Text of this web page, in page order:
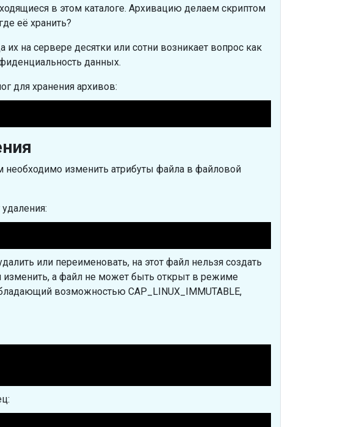
в этом каталоге. Архивацию делаем скриптом
её хранить?
их на сервере десятки или сотни возникает вопрос как
данных.
для хранения архивов:
необходимо изменить атрибуты файла в файловой
или переименовать, на этот файл нельзя создать
а файл не может быть открыт в режиме
возможностью CAP_LINUX_IMMUTABLE,